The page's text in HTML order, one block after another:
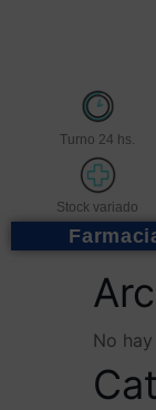
Turno 24 hs.
Stock variado
No